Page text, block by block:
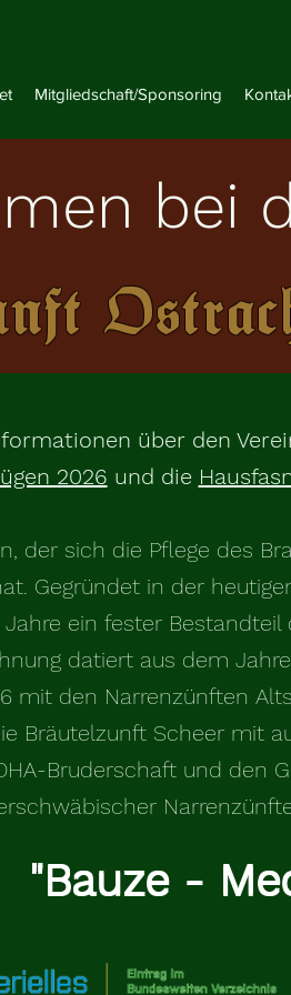
Mitgliedschaft/Sponsoring
bei
über den
2026 und die
der sich die Pflege des
Gegründet in der
ein fester
datiert aus dem Jahre
mit den Narrenzünften
Bräutelzunft Scheer mit
Bruderschaft und den
"Bauze - Me